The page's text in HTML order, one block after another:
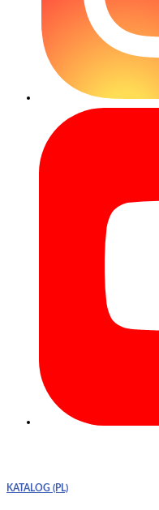
KATALOG (PL)